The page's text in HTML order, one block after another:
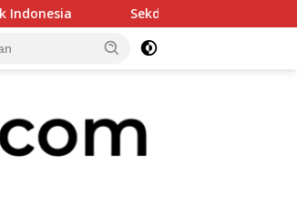
Sekda Apresiasi Inspektorat Provinsi